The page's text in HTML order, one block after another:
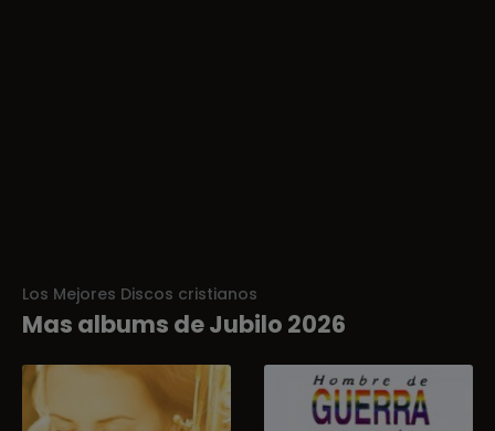
Los Mejores Discos cristianos
Mas albums de Jubilo 2026